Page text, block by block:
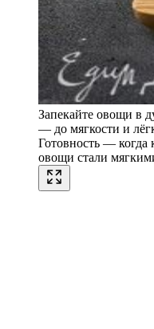
Запекайте овощи в
— до мягкости и
Готовность — когда
овощи стали